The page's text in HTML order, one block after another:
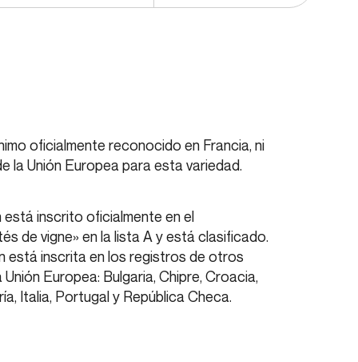
oficialmente reconocido en Francia, ni
la Unión Europea para esta variedad.
está inscrito oficialmente en el
de vigne» en la lista A y está clasificado.
está inscrita en los registros de otros
Europea: Bulgaria, Chipre, Croacia,
Italia, Portugal y República Checa.